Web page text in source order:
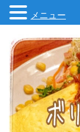
メニュー